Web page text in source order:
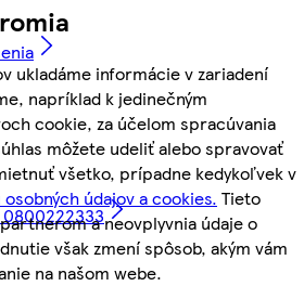
ukladáme informácie v zariadení
napríklad k jedinečným
cookie, za účelom spracúvania
môžete udeliť alebo spravovať
všetko, prípadne kedykoľvek v
údajov a cookies. Tieto
a neovplyvnia údaje o
však zmení spôsob, akým vám
na našom webe.
0800222333